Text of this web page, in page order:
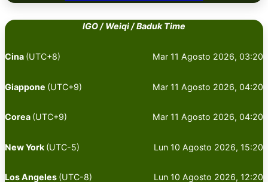
IGO / Weiqi / Baduk Time
Cina (UTC+8) Mar 11 Agosto 2026, 03:20
Giappone (UTC+9) Mar 11 Agosto 2026, 04:20
Corea (UTC+9) Mar 11 Agosto 2026, 04:20
New York (UTC-5) Lun 10 Agosto 2026, 15:20
Los Angeles (UTC-8) Lun 10 Agosto 2026, 12:20